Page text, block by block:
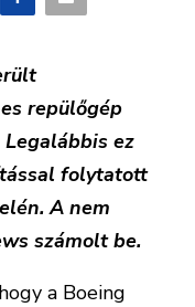
repülőgép
ez
folytatott
A nem
számolt be.
a Boeing